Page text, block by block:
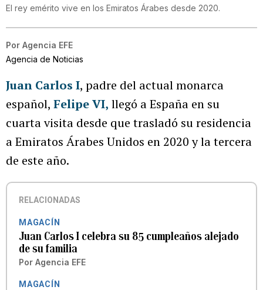
El rey emérito vive en los Emiratos Árabes desde 2020.
Por Agencia EFE
Agencia de Noticias
Juan Carlos I, padre del actual monarca
español, Felipe VI, llegó a España en su
cuarta visita desde que trasladó su residencia
a Emiratos Árabes Unidos en 2020 y la tercera
de este año.
RELACIONADAS
MAGACÍN
Juan Carlos I celebra su 85 cumpleaños alejado
de su familia
Por Agencia EFE
MAGACÍN